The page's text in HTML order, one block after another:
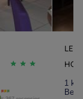
LE
1